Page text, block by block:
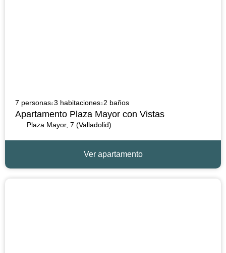
7 personas 3 habitaciones 2 baños
Apartamento Plaza Mayor con Vistas
Plaza Mayor, 7 (Valladolid)
Ver apartamento